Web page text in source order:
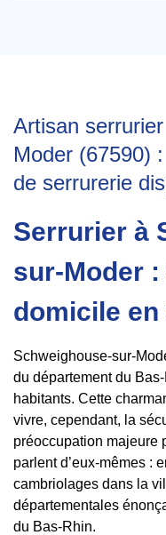
Artisan
Moder (67590)
de serrurerie
Serrurier à
sur-Moder
domicile
Schweighouse-sur-
du département du
habitants. Cette
vivre, cependant, la
préoccupation majeure
parlent d’eux-mêmes :
cambriolages dans la
départementales
du Bas-Rhin.